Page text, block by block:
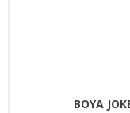
BOYA